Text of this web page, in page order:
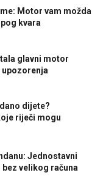
Motor vam možda
kvara
glavni motor
dijete?
riječi mogu
Jednostavni
velikog računa